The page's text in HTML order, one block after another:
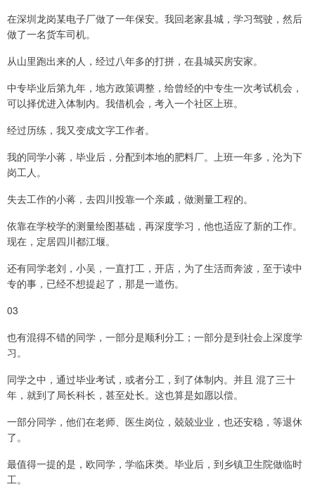
在深圳龙岗某电子厂做了一年保安。我回老家县城，学习驾驶，然后
做了一名货车司机。
从山里跑出来的人，经过八年多的打拼，在县城买房安家。
中专毕业后第九年，地方政策调整，给曾经的中专生一次考试机会，
可以择优进入体制内。我借机会，考入一个社区上班。
经过历练，我又变成文字工作者。
我的同学小蒋，毕业后，分配到本地的肥料厂。上班一年多，沦为下
岗工人。
失去工作的小蒋，去四川投靠一个亲戚，做测量工程的。
依靠在学校学的测量绘图基础，再深度学习，他也适应了新的工作。
现在，定居四川都江堰。
还有同学老刘，小吴，一直打工，开店，为了生活而奔波，至于读中
专的事，已经不想提起了，那是一道伤。
03
也有混得不错的同学，一部分是顺利分工；一部分是到社会上深度学
习。
同学之中，通过毕业考试，或者分工，到了体制内。并且 混了三十
年，就到了局长科长，甚至处长。这也算是如愿以偿。
一部分同学，他们在老师、医生岗位，兢兢业业，也还安稳，等退休
了。
最值得一提的是，欧同学，学临床类。毕业后，到乡镇卫生院做临时
工。